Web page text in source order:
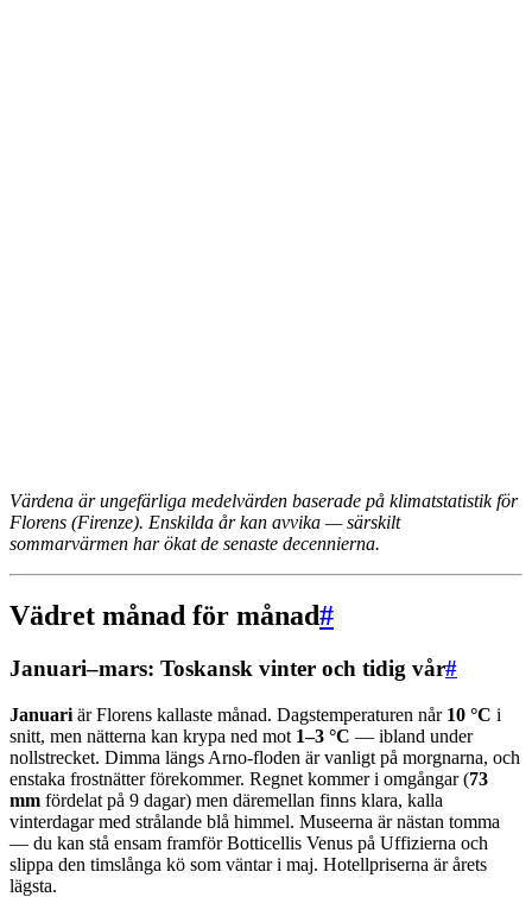
Värdena är ungefärliga medelvärden baserade på klimatstatistik för
Florens (Firenze). Enskilda år kan avvika — särskilt
sommarvärmen har ökat de senaste decennierna.
Vädret månad för månad#
Januari–mars: Toskansk vinter och tidig vår#
Januari är Florens kallaste månad. Dagstemperaturen når 10 °C i
snitt, men nätterna kan krypa ned mot 1–3 °C — ibland under
nollstrecket. Dimma längs Arno-floden är vanligt på morgnarna, och
enstaka frostnätter förekommer. Regnet kommer i omgångar (73
mm fördelat på 9 dagar) men däremellan finns klara, kalla
vinterdagar med strålande blå himmel. Museerna är nästan tomma
— du kan stå ensam framför Botticellis Venus på Uffizierna och
slippa den timslånga kö som väntar i maj. Hotellpriserna är årets
lägsta.